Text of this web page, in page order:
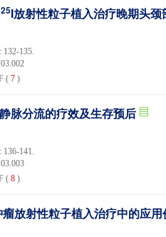
I放射性粒子植入治疗晚期头颈
135.
( 7 )
脉分流的疗效及生存预后
141.
( 8 )
放射性粒子植入治疗中的应